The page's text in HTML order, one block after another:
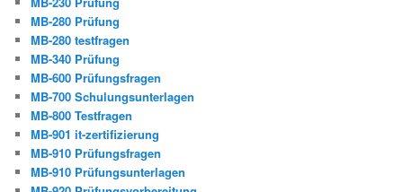
MB-280 Prüfung
MB-280 testfragen
MB-340 Prüfung
MB-600 Prüfungsfragen
MB-700 Schulungsunterlagen
MB-800 Testfragen
MB-901 it-zertifizierung
MB-910 Prüfungsfragen
MB-910 Prüfungsunterlagen